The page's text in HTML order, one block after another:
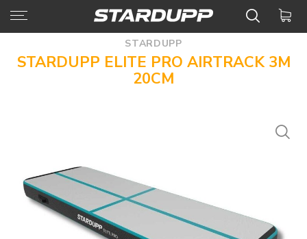
STARDUPP
STARDUPP ELITE PRO AIRTRACK 3M
20CM